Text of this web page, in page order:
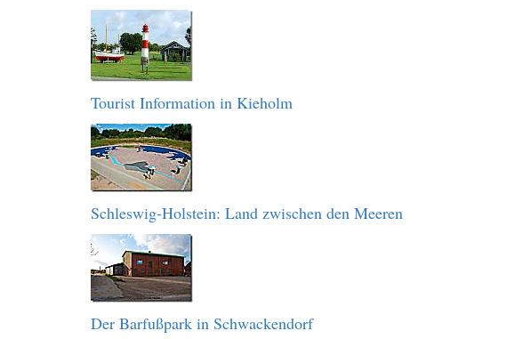
Tourist Information in Kieholm
Schleswig-Holstein: Land zwischen den Meeren
Der Barfußpark in Schwackendorf